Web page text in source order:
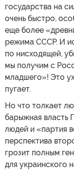
государства на
очень быстро,
еще более
режима СССР. И
по нисходящей,
мы получим с
младшего»! Это
пугает.
Но что толкает
барыжная власть
людей и «партия
перспектива
грозит полным
для украинского